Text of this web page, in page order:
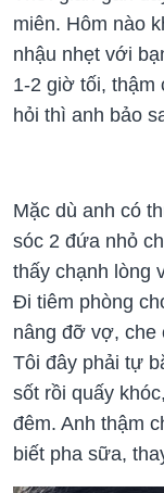
miên. Hôm nào
nhậu nhẹt với
1-2 giờ tối, thậm
hỏi thì anh bảo
Mặc dù anh có
sóc 2 đứa nhỏ
thấy chạnh lòng
Đi tiêm phòng
nâng đỡ vợ, che
Tôi đây phải tự
sốt rồi quấy
đêm. Anh thậm
biết pha sữa,